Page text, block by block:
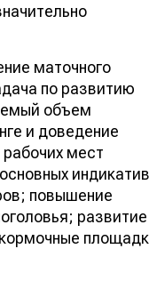
маточного
по развитию
объем
и доведение
мест
повышение
развитие